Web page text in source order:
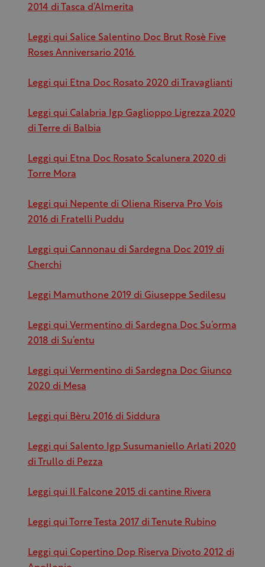
2014 di Tasca d’Almerita
Leggi qui Salice Salentino Doc Brut Rosè Five
Roses Anniversario 2016
Leggi qui Etna Doc Rosato 2020 di Travaglianti
Leggi qui Calabria Igp Gaglioppo Ligrezza 2020
di Terre di Balbia
Leggi qui Etna Doc Rosato Scalunera 2020 di
Torre Mora
Leggi qui Nepente di Oliena Riserva Pro Vois
2016 di Fratelli Puddu
Leggi qui Cannonau di Sardegna Doc 2019 di
Cherchi
Leggi Mamuthone 2019 di Giuseppe Sedilesu
Leggi qui Vermentino di Sardegna Doc Su’orma
2018 di Su’entu
Leggi qui Vermentino di Sardegna Doc Giunco
2020 di Mesa
Leggi qui Bèru 2016 di Siddura
Leggi qui Salento Igp Susumaniello Arlati 2020
di Trullo di Pezza
Leggi qui Il Falcone 2015 di cantine Rivera
Leggi qui Torre Testa 2017 di Tenute Rubino
Leggi qui Copertino Dop Riserva Divoto 2012 di